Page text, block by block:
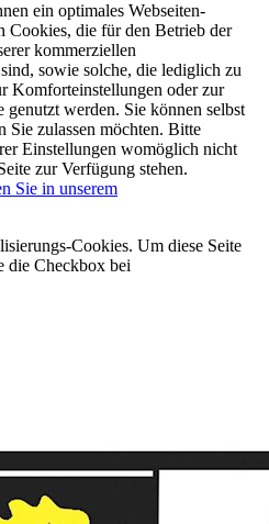
ein optimales Webseiten-
Cookies, die für den Betrieb der
kommerziellen
sowie solche, die lediglich zu
Komforteinstellungen oder zur
werden. Sie können selbst
Sie zulassen möchten. Bitte
Einstellungen womöglich nicht
zur Verfügung stehen.
Sie in unserem
Cookies. Um diese Seite
die Checkbox bei